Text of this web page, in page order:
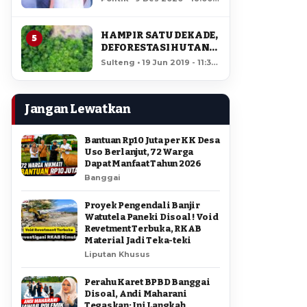
5
HAMPIR SATU DEKADE,
DEFORESTASI HUTAN
LORE LINDU MENCAPAI
Sulteng • 19 Jun 2019 - 11:34
Jangan Lewatkan
Bantuan Rp10 Juta per KK Desa
Uso Berlanjut, 72 Warga
Dapat Manfaat Tahun 2026
Banggai
Proyek Pengendali Banjir
Watutela Paneki Disoal ! Void
Revetment Terbuka, RKAB
Material Jadi Teka-teki
Liputan Khusus
Perahu Karet BPBD Banggai
Disoal, Andi Maharani